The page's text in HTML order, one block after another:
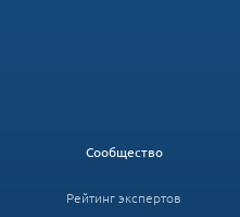
Сообщество
Рейтинг экспертов